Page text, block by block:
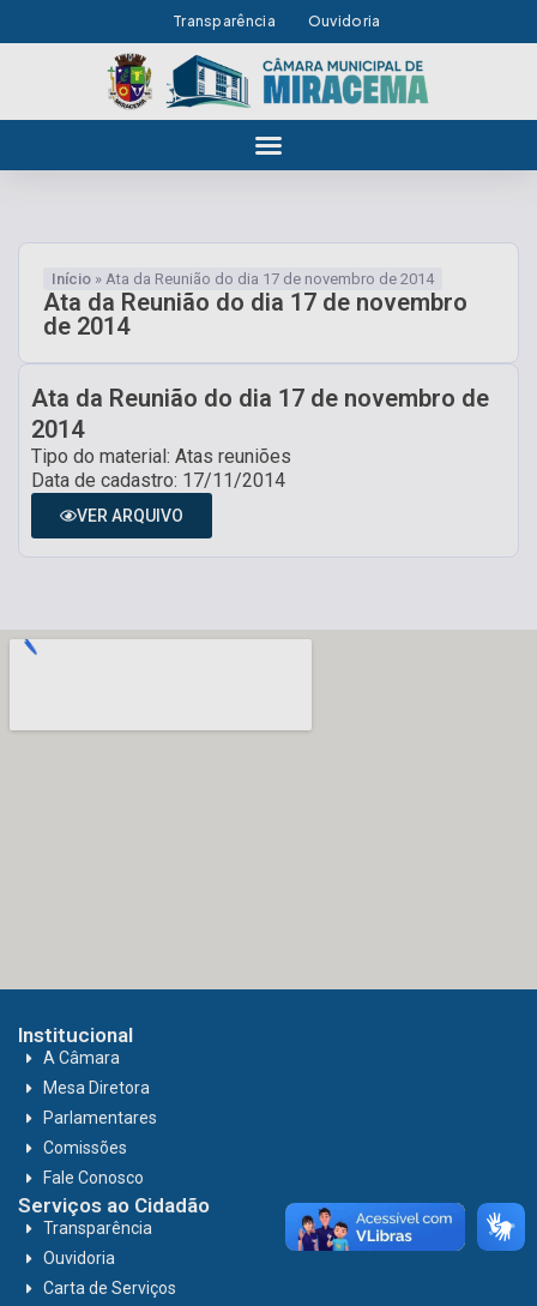
Transparência Ouvidoria
Início » Ata da Reunião do dia 17 de novembro de 2014
Ata da Reunião do dia 17 de novembro
de 2014
Ata da Reunião do dia 17 de novembro de
2014
Tipo do material: Atas reuniões
Data de cadastro: 17/11/2014
VER ARQUIVO
Institucional
A Câmara
Mesa Diretora
Parlamentares
Comissões
Fale Conosco
Serviços ao Cidadão
Transparência
Ouvidoria
Carta de Serviços